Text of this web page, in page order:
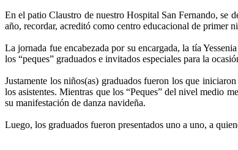
En el patio Claustro de nuestro Hospital San Fernando, se
año, recordar, acreditó como centro educacional de primer
La jornada fue encabezada por su encargada, la tía
los “peques” graduados e invitados especiales para la
Justamente los niños(as) graduados fueron los que
los asistentes. Mientras que los “Peques” del nivel medio
su manifestación de danza navideña.
Luego, los graduados fueron presentados uno a uno, a